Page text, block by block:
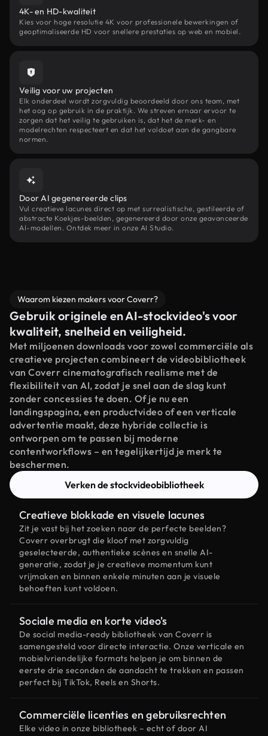
4K- en HD-kwaliteit
Kies voor hoge resolutie 4K voor professionele bewerkingen of
geoptimaliseerde HD voor snellere prestaties op web en mobiel.
Veilig voor uw projecten
Elk onderdeel wordt zorgvuldig beoordeeld door ons team, met
het oog op gebruik in de praktijk. We streven ernaar ervoor te
zorgen dat het veilig te gebruiken is, dat het de merk- en
modelrechten respecteert en dat het voldoet aan de gangbare
normen.
Door AI gegenereerde clips
Vul creatieve lacunes direct op met surrealistische, gestileerde of
abstracte Koekjes-beelden, gegenereerd door onze geavanceerde
AI-modellen. Ontdek meer in onze AI Studio.
Waarom kiezen makers voor Coverr?
Gebruik originele en AI-stockvideo's voor
kwaliteit, snelheid en veiligheid.
Met miljoenen downloads voor zowel commerciële als
creatieve projecten combineert de videobibliotheek
van Coverr cinematografisch realisme met de
flexibiliteit van AI, zodat je snel aan de slag kunt
zonder concessies te doen. Of je nu een
landingspagina, een productvideo of een verticale
advertentie maakt, deze hybride collectie is
ontworpen om te passen bij moderne
contentworkflows – en tegelijkertijd je merk te
beschermen.
Verken de stockvideobibliotheek
Creatieve blokkade en visuele lacunes
Zit je vast bij het zoeken naar de perfecte beelden?
Coverr overbrugt die kloof met zorgvuldig
geselecteerde, authentieke scènes en snelle AI-
generatie, zodat je je creatieve momentum kunt
vrijmaken en binnen enkele minuten aan je visuele
behoeften kunt voldoen.
Sociale media en korte video's
De social media-ready bibliotheek van Coverr is
samengesteld voor directe interactie. Onze verticale en
mobielvriendelijke formats helpen je om binnen de
eerste drie seconden de aandacht te trekken en passen
perfect bij TikTok, Reels en Shorts.
Commerciële licenties en gebruiksrechten
Elke video in onze bibliotheek – echt of door AI